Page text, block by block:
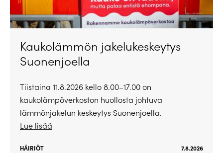
Kaukolämmön jakelukeskeytys
Suonenjoella
Tiistaina 11.8.2026 kello 8.00–17.00 on
kaukolämpöverkoston huollosta johtuva
lämmönjakelun keskeytys Suonenjoella.
Lue lisää
HÄIRIÖT 7.8.2026